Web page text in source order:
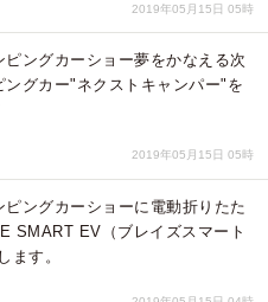
2019年05月15日 05時
ングカーショー夢をかなえる次
ングカー"ネクストキャンパー"を
2019年05月15日 05時
ングカーショーに電動折りたた
SMART EV（ブレイズスマート
ます。